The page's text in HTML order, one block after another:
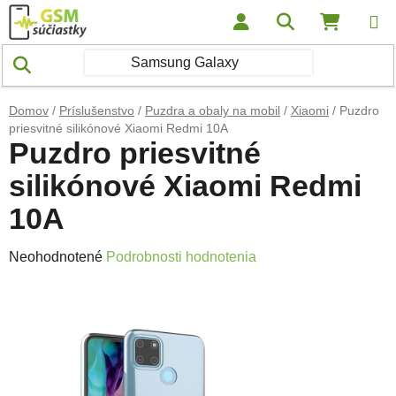
Prejsť na obsah Hľadať
Domov / Príslušenstvo / Puzdra a obaly na mobil / Xiaomi / Puzdro
priesvitné silikónové Xiaomi Redmi 10A
Puzdro priesvitné
silikónové Xiaomi Redmi
10A
Priemerné hodnotenie produktu je 0,0 z 5 hviezdičiek.
Neohodnotené Podrobnosti hodnotenia